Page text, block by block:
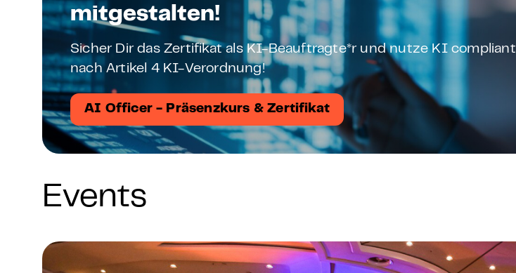
mitgestalten!
Sicher Dir das Zertifikat als KI-Beauftragte*r und nutze KI compliant
nach Artikel 4 KI-Verordnung!
AI Officer - Präsenzkurs & Zertifikat
Events